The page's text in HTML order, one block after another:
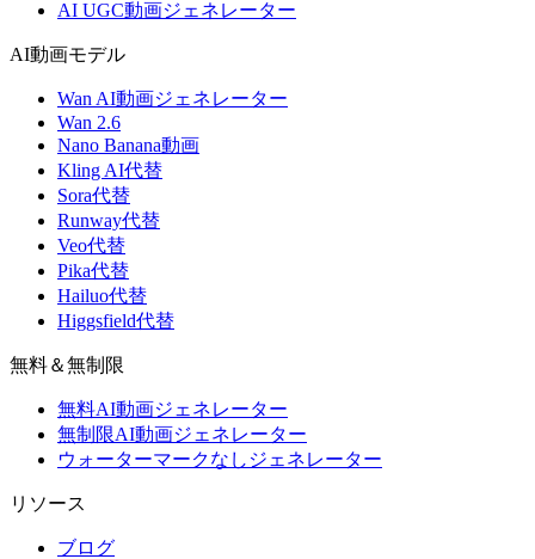
AI UGC動画ジェネレーター
AI動画モデル
Wan AI動画ジェネレーター
Wan 2.6
Nano Banana動画
Kling AI代替
Sora代替
Runway代替
Veo代替
Pika代替
Hailuo代替
Higgsfield代替
無料＆無制限
無料AI動画ジェネレーター
無制限AI動画ジェネレーター
ウォーターマークなしジェネレーター
リソース
ブログ